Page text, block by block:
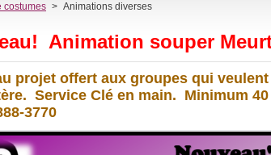
costumes > Animations diverses
Animation souper
projet offert aux groupes qui
Service Clé en main.
3770